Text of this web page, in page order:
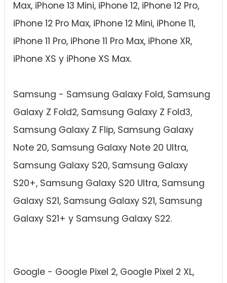
Max, iPhone 13 Mini, iPhone 12, iPhone 12 Pro,
iPhone 12 Pro Max, iPhone 12 Mini, iPhone 11,
iPhone 11 Pro, iPhone 11 Pro Max, iPhone XR,
iPhone XS y iPhone XS Max.
Samsung - Samsung Galaxy Fold, Samsung
Galaxy Z Fold2, Samsung Galaxy Z Fold3,
Samsung Galaxy Z Flip, Samsung Galaxy
Note 20, Samsung Galaxy Note 20 Ultra,
Samsung Galaxy S20, Samsung Galaxy
S20+, Samsung Galaxy S20 Ultra, Samsung
Galaxy S21, Samsung Galaxy S21, Samsung
Galaxy S21+ y Samsung Galaxy S22.
Google - Google Pixel 2, Google Pixel 2 XL,